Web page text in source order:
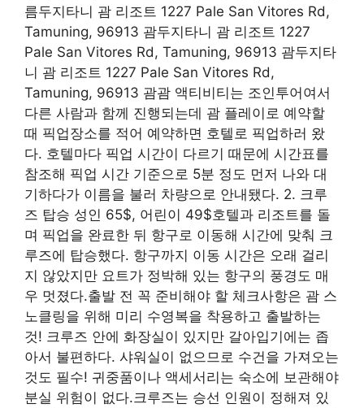
름두지타니 괌 리조트 1227 Pale San Vitores Rd,
Tamuning, 96913 괌두지타니 괌 리조트 1227
Pale San Vitores Rd, Tamuning, 96913 괌두지타
니 괌 리조트 1227 Pale San Vitores Rd,
Tamuning, 96913 괌괌 액티비티는 조인투어여서
다른 사람과 함께 진행되는데 괌 플레이로 예약할
때 픽업장소를 적어 예약하면 호텔로 픽업하러 왔
다. 호텔마다 픽업 시간이 다르기 때문에 시간표를
참조해 픽업 시간 기준으로 5분 정도 먼저 나와 대
기하다가 이름을 불러 차량으로 안내됐다. 2. 크루
즈 탑승 성인 65$, 어린이 49$호텔과 리조트를 돌
며 픽업을 완료한 뒤 항구로 이동해 시간에 맞춰 크
루즈에 탑승했다. 항구까지 이동 시간은 오래 걸리
지 않았지만 요트가 정박해 있는 항구의 풍경도 매
우 멋졌다.출발 전 꼭 준비해야 할 체크사항은 괌 스
노클링을 위해 미리 수영복을 착용하고 출발하는
것! 크루즈 안에 화장실이 있지만 갈아입기에는 좁
아서 불편하다. 샤워실이 없으므로 수건을 가져오는
것도 필수! 귀중품이나 액세서리는 숙소에 보관해야
분실 위험이 없다.크루즈는 승선 인원이 정해져 있